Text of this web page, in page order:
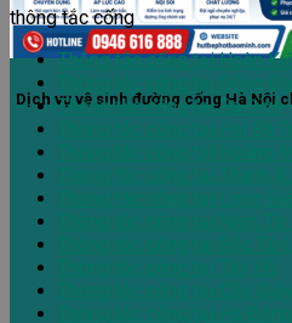
Dịch vụ vệ sinh đường cống Hà Nội
thông tắc cống
Thông tắc cống tại Hoàn
Thông tắc cống tại Ba Đình